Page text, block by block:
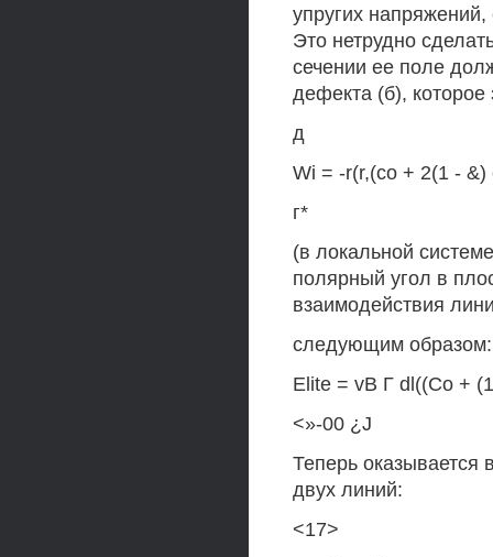
упругих
Это нетрудно
сечении ее поле
дефекта (б), которое
д
Wi = -r(r,(co + 2(1 - &)
г*
(в локальной
полярный угол в
взаимодействия
следующим образом:
Elite = vB Г dl((Co +
<»-00 ¿J
Теперь оказывается
двух линий:
<17>